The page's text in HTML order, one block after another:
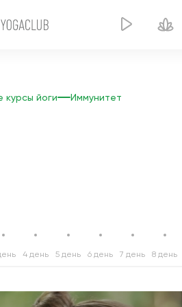
курсы йоги Иммунитет
4 день 5 день 6 день 7 день 8 день